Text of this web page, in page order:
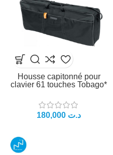
Housse capitonné pour
clavier 61 touches Tobago*
د.ت